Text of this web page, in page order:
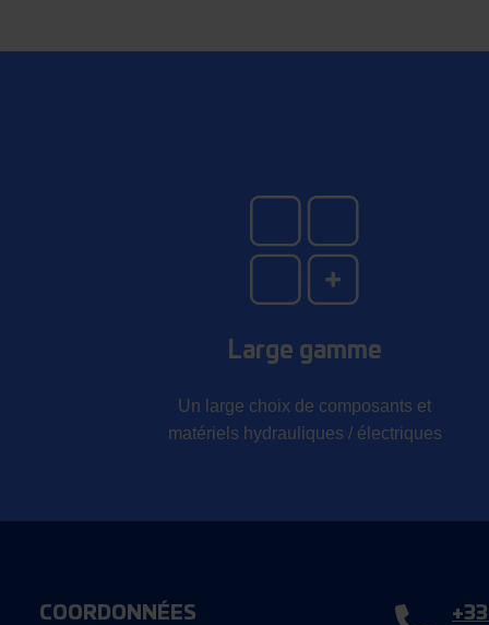
Large gamme
Un large choix de composants et
matériels hydrauliques / électriques
COORDONNÉES